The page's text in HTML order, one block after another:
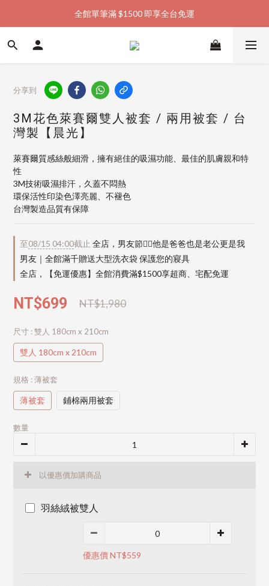
加入會員購物金  馬上領  馬上折
全館單筆滿 $1500 即享全台免運
加入會員購物金  馬上領  馬上折
分享到
3M花色萊賽爾雙人被套 / 兩用被套 / 台
灣製【晨光】
萊賽爾質感絲般細滑，擁有絕佳的吸濕功能、最佳的肌膚親和特
性
3M技術吸濕排汗，久蓋不悶熱
環保活性印染色澤亮麗、不褪色
台灣製造品質有保障
至08/15 04:00截止 全店，男友節👱‍♂️他是爸爸也是老公更是我
男友｜全館滿千贈送大型洗衣袋 保護您的寢具
全店，【免運優惠】全館消費滿$1500享超商、宅配免運
NT$1,980
NT$699
尺寸 : 雙人 180cm x 210cm
雙人 180cm x 210cm
規格 : 薄被套
薄被套 鋪棉兩用被套
數量
以優惠價加購商品
羽絲絨被雙人
優惠價 NT$559